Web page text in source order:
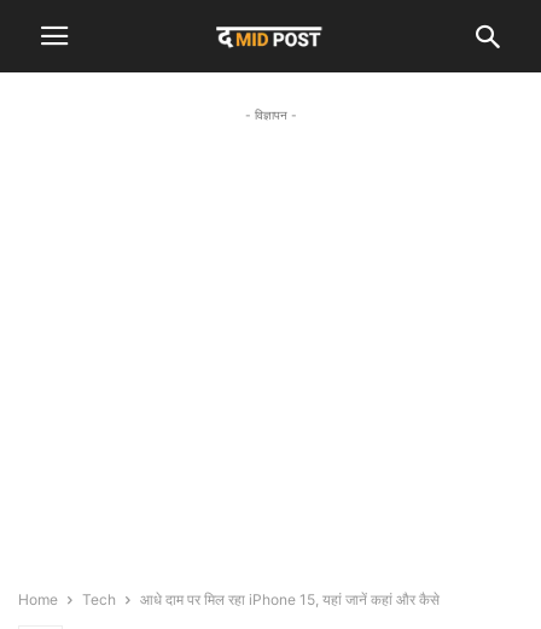
- विज्ञापन -
Home Tech आधे दाम पर मिल रहा iPhone 15, यहां जानें कहां और कैसे